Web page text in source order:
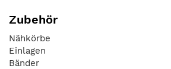
Zubehör
Nähkörbe
Einlagen
Bänder